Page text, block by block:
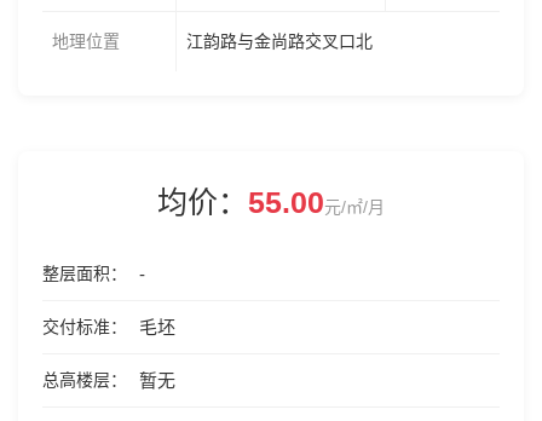
地理位置 江韵路与金尚路交叉口北
均价： 55.00元/㎡/月
整层面积 -
交付标准 毛坯
总高楼层 暂无